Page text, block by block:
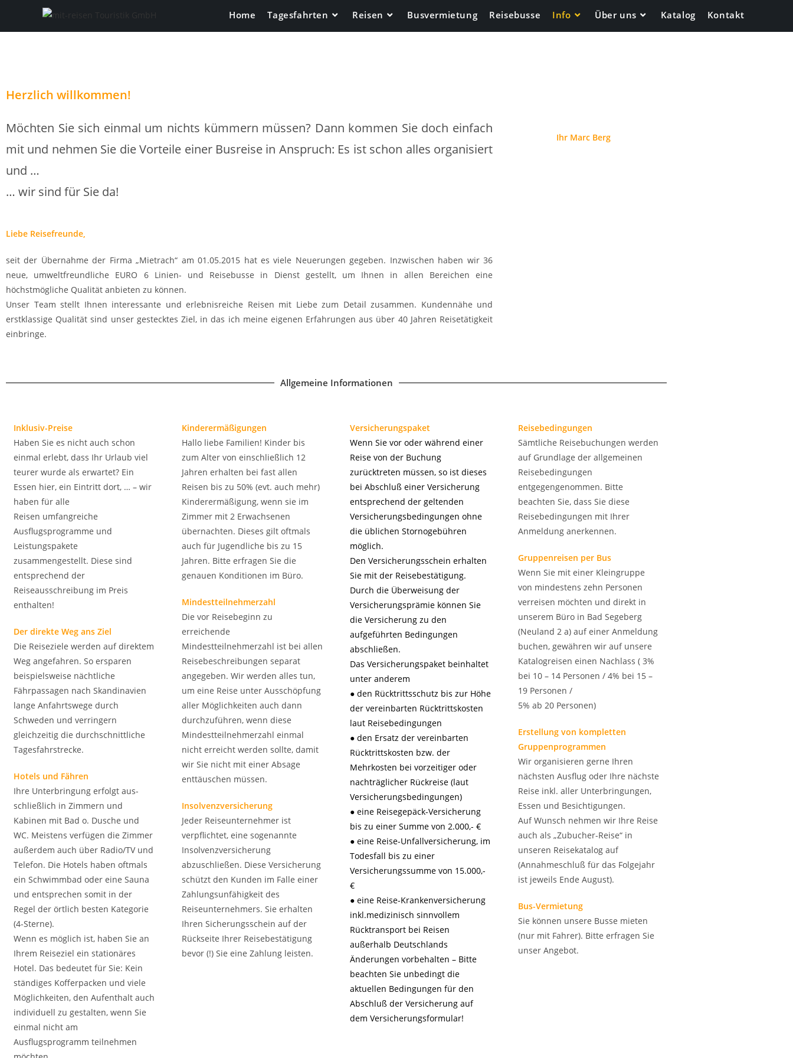
Home Tagesfahrten Reisen Busvermietung Reisebusse Info Über uns Katalog Kontakt
Herzlich willkommen!
Möchten Sie sich einmal um nichts kümmern müssen? Dann kommen Sie doch einfach
mit und nehmen Sie die Vorteile einer Busreise in Anspruch: Es ist schon alles organisiert
und …
… wir sind für Sie da!
Liebe Reisefreunde,
seit der Übernahme der Firma „Mietrach“ am 01.05.2015 hat es viele Neuerungen gegeben. Inzwischen haben wir 36
neue, umweltfreundliche EURO 6 Linien- und Reisebusse in Dienst gestellt, um Ihnen in allen Bereichen eine
höchstmögliche Qualität anbieten zu können.
Unser Team stellt Ihnen interessante und erlebnisreiche Reisen mit Liebe zum Detail zusammen. Kundennähe und
erstklassige Qualität sind unser gestecktes Ziel, in das ich meine eigenen Erfahrungen aus über 40 Jahren Reisetätigkeit
einbringe.
Ihr Marc Berg
Allgemeine Informationen
Inklusiv-Preise
Haben Sie es nicht auch schon
einmal erlebt, dass Ihr Urlaub viel
teurer wurde als erwartet? Ein
Essen hier, ein Eintritt dort, … – wir
haben für alle
Reisen umfangreiche
Ausflugsprogramme und
Leistungspakete
zusammengestellt. Diese sind
entsprechend der
Reiseausschreibung im Preis
enthalten!
Der direkte Weg ans Ziel
Die Reiseziele werden auf direktem
Weg angefahren. So ersparen
beispielsweise nächtliche
Fährpassagen nach Skandinavien
lange Anfahrtswege durch
Schweden und verringern
gleichzeitig die durchschnittliche
Tagesfahrstrecke.
Hotels und Fähren
Ihre Unterbringung erfolgt aus-
schließlich in Zimmern und
Kabinen mit Bad o. Dusche und
WC. Meistens verfügen die Zimmer
außerdem auch über Radio/TV und
Telefon. Die Hotels haben oftmals
ein Schwimmbad oder eine Sauna
und entsprechen somit in der
Regel der örtlich besten Kategorie
(4-Sterne).
Wenn es möglich ist, haben Sie an
Ihrem Reiseziel ein stationäres
Hotel. Das bedeutet für Sie: Kein
ständiges Kofferpacken und viele
Möglichkeiten, den Aufenthalt auch
individuell zu gestalten, wenn Sie
einmal nicht am
Ausflugsprogramm teilnehmen
Kinderermäßigungen
Hallo liebe Familien! Kinder bis
zum Alter von einschließlich 12
Jahren erhalten bei fast allen
Reisen bis zu 50% (evt. auch mehr)
Kinderermäßigung, wenn sie im
Zimmer mit 2 Erwachsenen
übernachten. Dieses gilt oftmals
auch für Jugendliche bis zu 15
Jahren. Bitte erfragen Sie die
genauen Konditionen im Büro.
Mindestteilnehmerzahl
Die vor Reisebeginn zu
erreichende
Mindestteilnehmerzahl ist bei allen
Reisebeschreibungen separat
angegeben. Wir werden alles tun,
um eine Reise unter Ausschöpfung
aller Möglichkeiten auch dann
durchzuführen, wenn diese
Mindestteilnehmerzahl einmal
nicht erreicht werden sollte, damit
wir Sie nicht mit einer Absage
enttäuschen müssen.
Insolvenzversicherung
Jeder Reiseunternehmer ist
verpflichtet, eine sogenannte
Insolvenzversicherung
abzuschließen. Diese Versicherung
schützt den Kunden im Falle einer
Zahlungsunfähigkeit des
Reiseunternehmers. Sie erhalten
Ihren Sicherungsschein auf der
Rückseite Ihrer Reisebestätigung
bevor (!) Sie eine Zahlung leisten.
Versicherungspaket
Wenn Sie vor oder während einer
Reise von der Buchung
zurücktreten müssen, so ist dieses
bei Abschluß einer Versicherung
entsprechend der geltenden
Versicherungsbedingungen ohne
die üblichen Stornogebühren
möglich.
Den Versicherungsschein erhalten
Sie mit der Reisebestätigung.
Durch die Überweisung der
Versicherungsprämie können Sie
die Versicherung zu den
aufgeführten Bedingungen
abschließen.
Das Versicherungspaket beinhaltet
unter anderem
● den Rücktrittsschutz bis zur Höhe
der vereinbarten Rücktrittskosten
laut Reisebedingungen
● den Ersatz der vereinbarten
Rücktrittskosten bzw. der
Mehrkosten bei vorzeitiger oder
nachträglicher Rückreise (laut
Versicherungsbedingungen)
● eine Reisegepäck-Versicherung
bis zu einer Summe von 2.000,- €
● eine Reise-Unfallversicherung, im
Todesfall bis zu einer
Versicherungssumme von 15.000,-
€
● eine Reise-Krankenversicherung
inkl.medizinisch sinnvollem
Rücktransport bei Reisen
außerhalb Deutschlands
Änderungen vorbehalten – Bitte
beachten Sie unbedingt die
aktuellen Bedingungen für den
Abschluß der Versicherung auf
dem Versicherungsformular!
Reisebedingungen
Sämtliche Reisebuchungen werden
auf Grundlage der allgemeinen
Reisebedingungen
entgegengenommen. Bitte
beachten Sie, dass Sie diese
Reisebedingungen mit Ihrer
Anmeldung anerkennen.
Gruppenreisen per Bus
Wenn Sie mit einer Kleingruppe
von mindestens zehn Personen
verreisen möchten und direkt in
unserem Büro in Bad Segeberg
(Neuland 2 a) auf einer Anmeldung
buchen, gewähren wir auf unsere
Katalogreisen einen Nachlass ( 3%
bei 10 – 14 Personen / 4% bei 15 –
19 Personen /
5% ab 20 Personen)
Erstellung von kompletten
Gruppenprogrammen
Wir organisieren gerne Ihren
nächsten Ausflug oder Ihre nächste
Reise inkl. aller Unterbringungen,
Essen und Besichtigungen.
Auf Wunsch nehmen wir Ihre Reise
auch als „Zubucher-Reise“ in
unseren Reisekatalog auf
(Annahmeschluß für das Folgejahr
ist jeweils Ende August).
Bus-Vermietung
Sie können unsere Busse mieten
(nur mit Fahrer). Bitte erfragen Sie
unser Angebot.